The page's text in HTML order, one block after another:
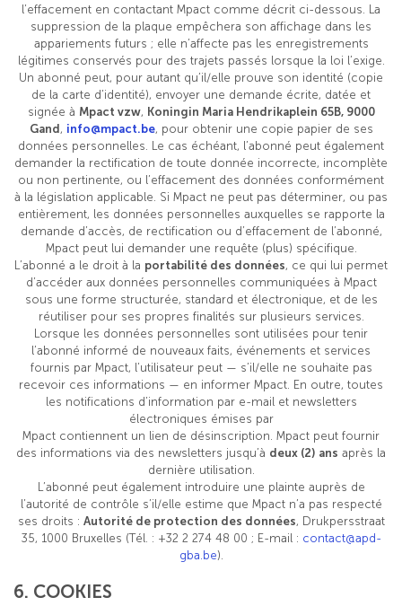
l’effacement en contactant Mpact comme décrit ci-dessous. La
suppression de la plaque empêchera son affichage dans les
appariements futurs ; elle n’affecte pas les enregistrements
légitimes conservés pour des trajets passés lorsque la loi l’exige.
Un abonné peut, pour autant qu’il/elle prouve son identité (copie
de la carte d’identité), envoyer une demande écrite, datée et
signée à Mpact vzw, Koningin Maria Hendrikaplein 65B, 9000
Gand , info@mpact.be, pour obtenir une copie papier de ses
données personnelles. Le cas échéant, l’abonné peut également
demander la rectification de toute donnée incorrecte, incomplète
ou non pertinente, ou l’effacement des données conformément
à la législation applicable. Si Mpact ne peut pas déterminer, ou pas
entièrement, les données personnelles auxquelles se rapporte la
demande d’accès, de rectification ou d’effacement de l’abonné,
Mpact peut lui demander une requête (plus) spécifique.
L’abonné a le droit à la portabilité des données, ce qui lui permet
d’accéder aux données personnelles communiquées à Mpact
sous une forme structurée, standard et électronique, et de les
réutiliser pour ses propres finalités sur plusieurs services.
Lorsque les données personnelles sont utilisées pour tenir
l’abonné informé de nouveaux faits, événements et services
fournis par Mpact, l’utilisateur peut — s’il/elle ne souhaite pas
recevoir ces informations — en informer Mpact. En outre, toutes
les notifications d’information par e-mail et newsletters
électroniques émises par
Mpact contiennent un lien de désinscription. Mpact peut fournir
des informations via des newsletters jusqu’à deux (2) ans après la
dernière utilisation.
L’abonné peut également introduire une plainte auprès de
l’autorité de contrôle s’il/elle estime que Mpact n’a pas respecté
ses droits : Autorité de protection des données, Drukpersstraat
35, 1000 Bruxelles (Tél. : +32 2 274 48 00 ; E-mail : contact@apd-
gba.be).
6. COOKIES